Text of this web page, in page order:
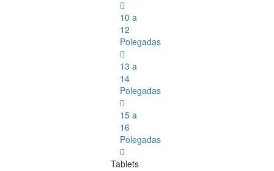
10 a
12
Polegadas
13 a
14
Polegadas
15 a
16
Polegadas
Tablets